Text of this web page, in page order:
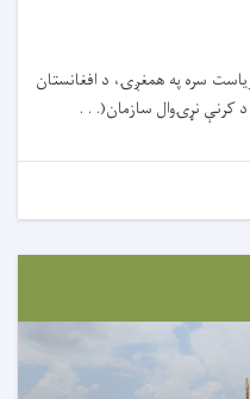
ریاست سره په همغږۍ، د افغانستان
د کرنې نړۍوال سازمان(. . .